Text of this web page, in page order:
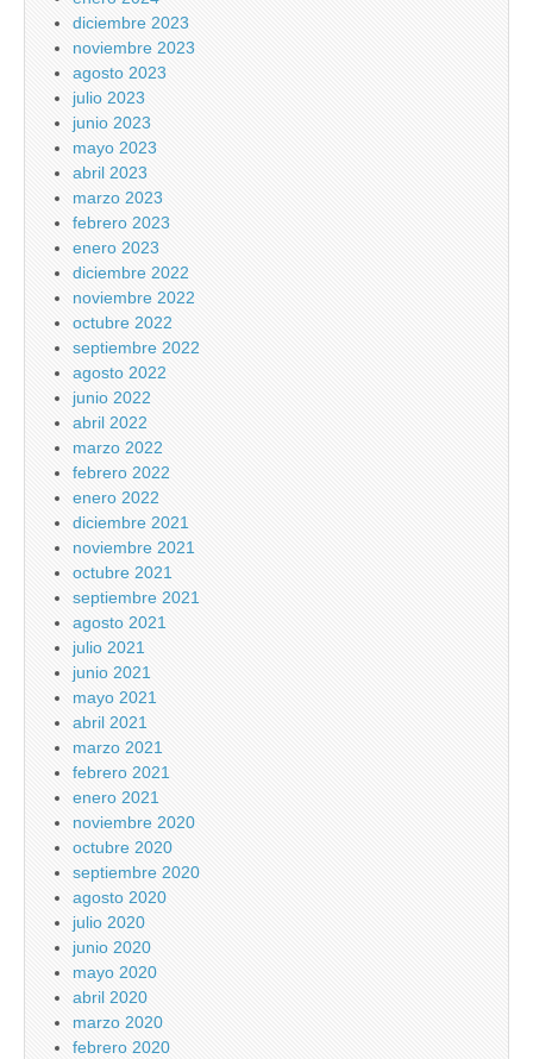
diciembre 2023
noviembre 2023
agosto 2023
julio 2023
junio 2023
mayo 2023
abril 2023
marzo 2023
febrero 2023
enero 2023
diciembre 2022
noviembre 2022
octubre 2022
septiembre 2022
agosto 2022
junio 2022
abril 2022
marzo 2022
febrero 2022
enero 2022
diciembre 2021
noviembre 2021
octubre 2021
septiembre 2021
agosto 2021
julio 2021
junio 2021
mayo 2021
abril 2021
marzo 2021
febrero 2021
enero 2021
noviembre 2020
octubre 2020
septiembre 2020
agosto 2020
julio 2020
junio 2020
mayo 2020
abril 2020
marzo 2020
febrero 2020